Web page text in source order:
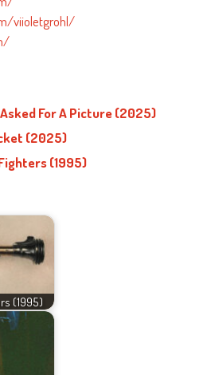
viioletgrohl/
Asked For A Picture (2025)
(2025)
Fighters (1995)
(1995)